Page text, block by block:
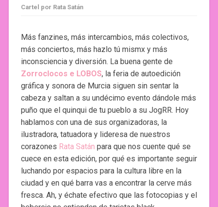
Cartel por Rata Satán
Más fanzines, más intercambios, más colectivos,
más conciertos, más hazlo tú mismx y más
inconsciencia y diversión. La buena gente de
Zorroclocos e LOBOS, la feria de autoedición
gráfica y sonora de Murcia siguen sin sentar la
cabeza y saltan a su undécimo evento dándole más
puño que el quinqui de tu pueblo a su JogRR. Hoy
hablamos con una de sus organizadoras, la
ilustradora, tatuadora y lideresa de nuestros
corazones Rata Satán para que nos cuente qué se
cuece en esta edición, por qué es importante seguir
luchando por espacios para la cultura libre en la
ciudad y en qué barra vas a encontrar la cerve más
fresca. Ah, y échate efectivo que las fotocopias y el